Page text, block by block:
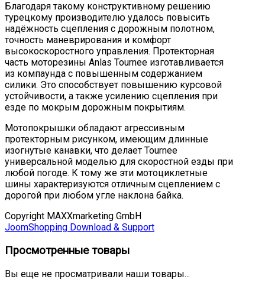
Благодаря такому конструктивному решению
турецкому производителю удалось повысить
надёжность сцепления с дорожным полотном,
точность маневрирования и комфорт
высокоскоростного управления. Протекторная
часть моторезины Anlas Tournee изготавливается
из компаунда с повышенным содержанием
силики. Это способствует повышению курсовой
устойчивости, а также усилению сцепления при
езде по мокрым дорожным покрытиям.
Мотопокрышки обладают агрессивным
протекторным рисунком, имеющим длинные
изогнутые канавки, что делает Tournee
универсальной моделью для скоростной езды при
любой погоде. К тому же эти мотоциклетные
шины характеризуются отличным сцеплением с
дорогой при любом угле наклона байка.
Copyright MAXXmarketing GmbH
JoomShopping Download & Support
Просмотренные товары
Вы еще не просматривали наши товары...